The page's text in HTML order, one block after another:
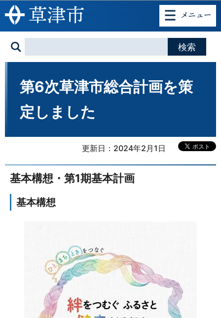
このページの本文へ移動
第6次草津市総合計画を策
定しました
更新日：2024年2月1日
基本構想・第1期基本計画
基本構想